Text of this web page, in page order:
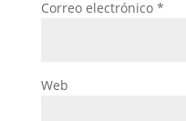
Correo electrónico *
Web